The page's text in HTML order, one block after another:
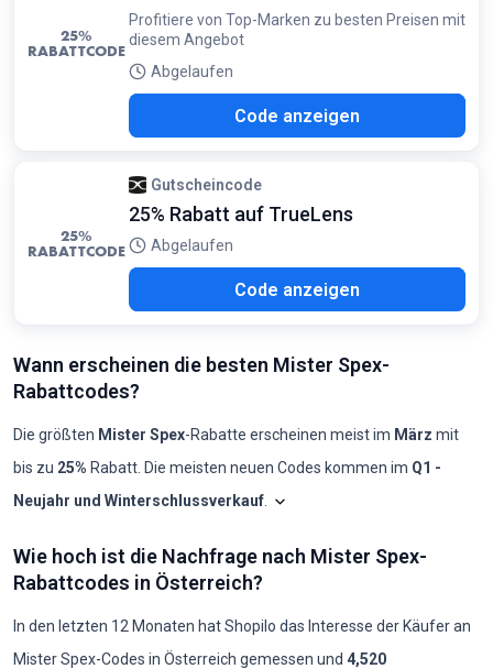
25%
RABATTCODE
Profitiere von Top-Marken zu besten Preisen mit
diesem Angebot
Abgelaufen
Code anzeigen
25%
RABATTCODE
Gutscheincode
25% Rabatt auf TrueLens
Abgelaufen
Code anzeigen
Wann erscheinen die besten Mister Spex-
Rabattcodes?
Die größten Mister Spex-Rabatte erscheinen meist im März mit
bis zu 25% Rabatt. Die meisten neuen Codes kommen im Q1 -
Neujahr und Winterschlussverkauf
Monat Neue CodesMax. RabattMin. RabattCodes ≥50%Codes ≥70%
2025-080 - -
2025-100 - - 0 0
2025-120 - - 0
Wie hoch ist die Nachfrage nach Mister Spex-
Rabattcodes in Österreich?
In den letzten 12 Monaten hat Shopilo das Interesse der Käufer an
Mister Spex-Codes in Österreich gemessen und 4,520